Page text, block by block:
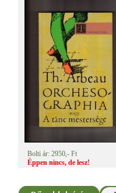
Bolti ár: 2950,- Ft
Éppen nincs, de lesz!